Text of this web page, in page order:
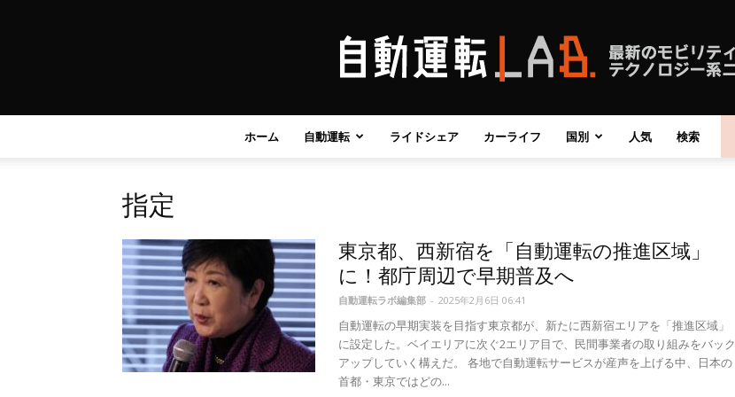
自
動
運
ホーム 自動運転 ライドシェア カーライフ 国別 人気 検索
指定
東京都、西新宿を「自動運転の推進区域」
に！都庁周辺で早期普及へ
自動運転ラボ編集部 - 2025年2月6日 06:41
自動運転の早期実装を目指す東京都が、新たに西新宿エリアを「推進区域」
に設定した。ベイエリアに次ぐ2エリア目で、民間事業者の取り組みをバック
アップしていく構えだ。 各地で自動運転サービスが産声を上げる中、日本の
首都・東京ではどの...